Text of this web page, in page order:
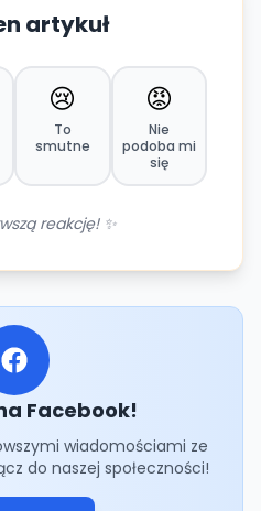
artykuł
😢
To
smutne
😡
Nie
podoba mi
się
reakcję! ✨
Facebook!
wiadomościami ze
do naszej społeczności!